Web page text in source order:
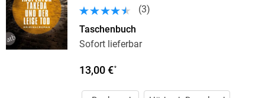
(3)
Taschenbuch
Sofort lieferbar
13,00 €*